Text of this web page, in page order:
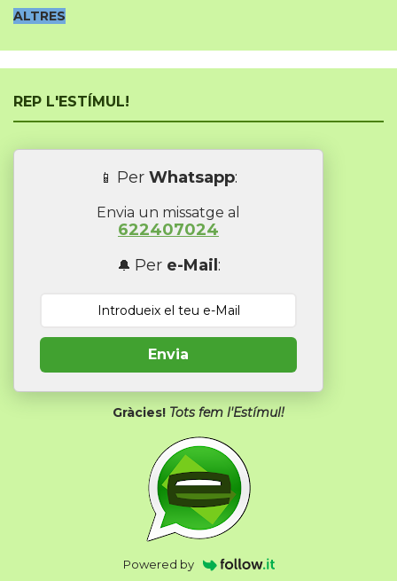
ALTRES
REP L'ESTÍMUL!
📱 Per Whatsapp:
Envia un missatge al
622407024
🔔 Per e-Mail :
Envia
Gràcies! Tots fem l'Estímul!
Powered by